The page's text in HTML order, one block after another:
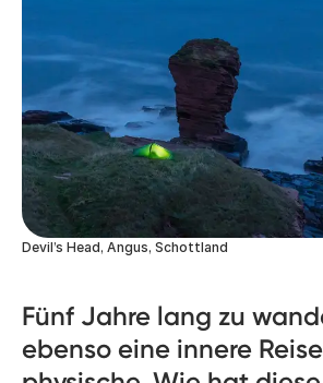
Devil’s Head, Angus, Schottland
Fünf Jahre lang zu
ebenso eine innere